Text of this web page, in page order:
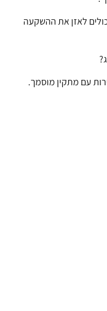
לאזן את ההשקעה
עם מתקין מוסמך.